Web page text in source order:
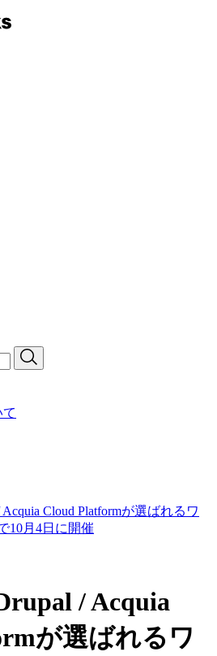
Cloud Platformが選ばれるワ
10月4日に開催
/ Acquia
が選ばれるワ